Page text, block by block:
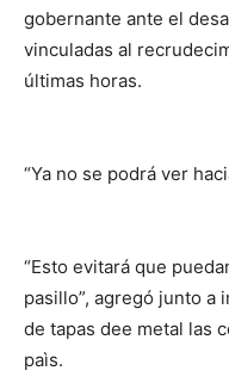
gobernante ante el
vinculadas al
últimas horas.
“Ya no se podrá ver
“Esto evitará que
pasillo”, agregó junto a
de tapas dee metal las
paìs.